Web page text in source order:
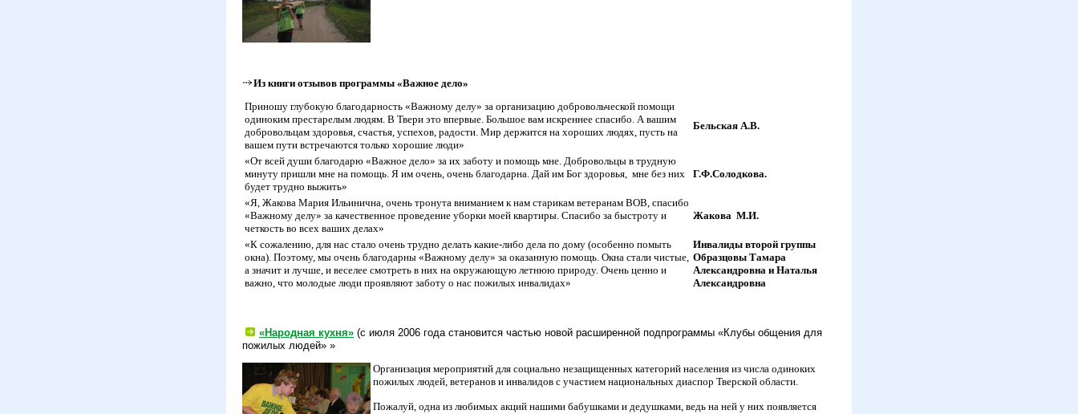
Из книги отзывов программы «Важное дело»
Приношу глубокую благодарность «Важному делу» за организацию добровольческой помощи
одиноким престарелым людям. В Твери это впервые. Большое вам искреннее спасибо. А вашим
добровольцам здоровья, счастья, успехов, радости. Мир держится на хороших людях, пусть на
вашем пути встречаются только хорошие люди»
Бельская А.В.
«От всей души благодарю «Важное дело» за их заботу и помощь мне. Добровольцы в трудную
минуту пришли мне на помощь. Я им очень, очень благодарна. Дай им Бог здоровья, мне без них
будет трудно выжить»
Г.Ф.Солодкова.
«Я, Жакова Мария Ильинична, очень тронута вниманием к нам старикам ветеранам ВОВ, спасибо
«Важному делу» за качественное проведение уборки моей квартиры. Спасибо за быстроту и
четкость во всех ваших делах»
Жакова М.И.
«К сожалению, для нас стало очень трудно делать какие-либо дела по дому (особенно помыть
окна). Поэтому, мы очень благодарны «Важному делу» за оказанную помощь. Окна стали чистые,
а значит и лучше, и веселее смотреть в них на окружающую летнюю природу. Очень ценно и
важно, что молодые люди проявляют заботу о нас пожилых инвалидах»
Инвалиды второй группы
Образцовы Тамара
Александровна и Наталья
Александровна
«Народная кухня» (с июля 2006 года становится частью новой расширенной подпрограммы «Клубы общения для
пожилых людей» »
Организация мероприятий для социально незащищенных категорий населения из числа одиноких
пожилых людей, ветеранов и инвалидов с участием национальных диаспор Тверской области.
Пожалуй, одна из любимых акций нашими бабушками и дедушками, ведь на ней у них появляется